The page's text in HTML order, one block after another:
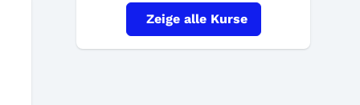
Zeige alle Kurse